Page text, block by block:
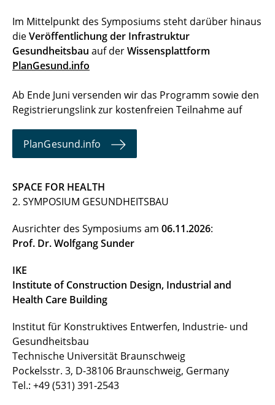
Im Mittelpunkt des Symposiums steht darüber hinaus
dieVeröffentlichung der Infrastruktur
Gesundheitsbau auf derWissensplattform
PlanGesund.info
Ab Ende Juni versenden wir das Programm sowie den
Registrierungslink zur kostenfreien Teilnahme auf
PlanGesund.info
SPACE FOR HEALTH
2. SYMPOSIUM GESUNDHEITSBAU
Ausrichter des Symposiums am 06.11.2026:
Prof. Dr. Wolfgang Sunder
IKE
Institute of Construction Design, Industrial and
Health Care Building
Institut für Konstruktives Entwerfen, Industrie- und
Gesundheitsbau
Technische Universität Braunschweig
Pockelsstr. 3, D-38106 Braunschweig, Germany
Tel.: +49 (531) 391-2543